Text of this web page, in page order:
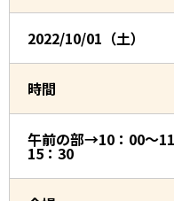
2022/10/01（土）
時間
午前の部→10：00～
15：30